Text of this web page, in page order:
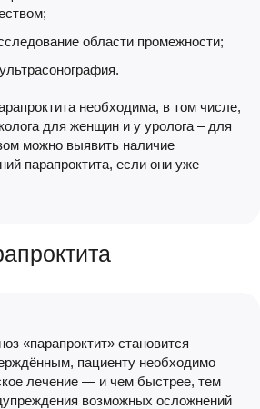
области промежности;
необходима, в том числе,
для женщин и у уролога – для
можно выявить наличие
парапроктита, если они уже
«парапроктит» становится
пациенту необходимо
лечение — и чем быстрее, тем
возможных осложнений